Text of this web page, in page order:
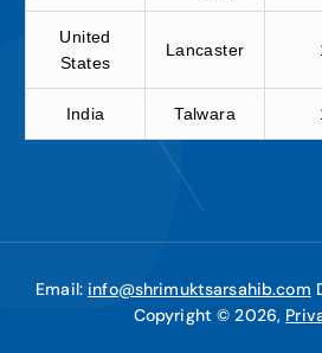
United
States
Lancaster
India Talwara
Email: info@shrimuktsarsahib.com
Copyright © 2026,